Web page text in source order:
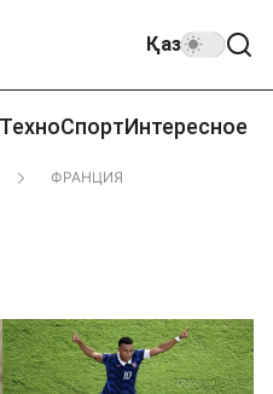
Қаз
ТехноСпортИнтересное
ФРАНЦИЯ